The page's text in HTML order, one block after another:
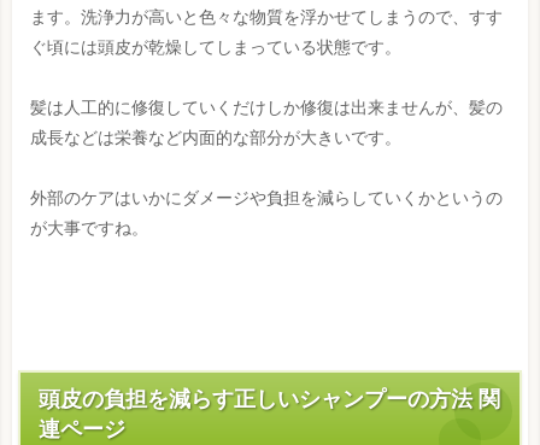
ます。洗浄力が高いと色々な物質を浮かせてしまうので、すす
ぐ頃には頭皮が乾燥してしまっている状態です。
髪は人工的に修復していくだけしか修復は出来ませんが、髪の
成長などは栄養など内面的な部分が大きいです。
外部のケアはいかにダメージや負担を減らしていくかというの
が大事ですね。
頭皮の負担を減らす正しいシャンプーの方法 関
連ページ